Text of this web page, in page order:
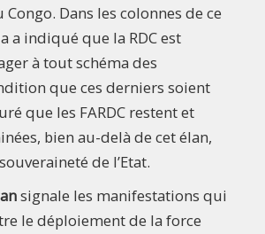
Dans les colonnes de ce
a indiqué que la RDC est
à tout schéma des
que ces derniers soient
que les FARDC restent et
bien au-delà de cet élan,
de l’Etat.
signale les manifestations qui
le déploiement de la force